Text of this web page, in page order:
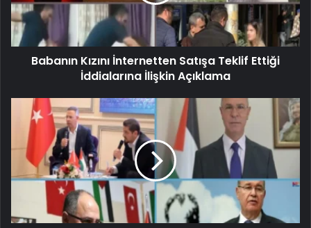
Babanın Kızını İnternetten Satışa Teklif Ettiği
İddialarına İlişkin Açıklama